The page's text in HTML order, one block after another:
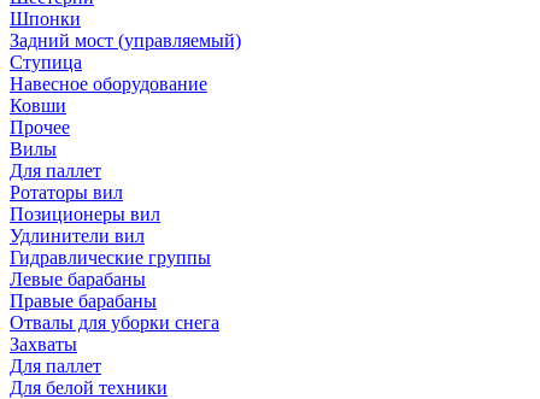
Шпонки
Задний мост (управляемый)
Ступица
Навесное оборудование
Ковши
Прочее
Вилы
Для паллет
Ротаторы вил
Позиционеры вил
Удлинители вил
Гидравлические группы
Левые барабаны
Правые барабаны
Отвалы для уборки снега
Захваты
Для паллет
Для белой техники